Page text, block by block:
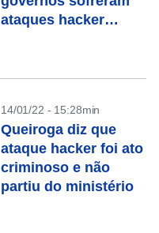
ataques hacker
14/01/22 - 15:28min
Queiroga diz que
ataque hacker foi ato
criminoso e não
partiu do ministério